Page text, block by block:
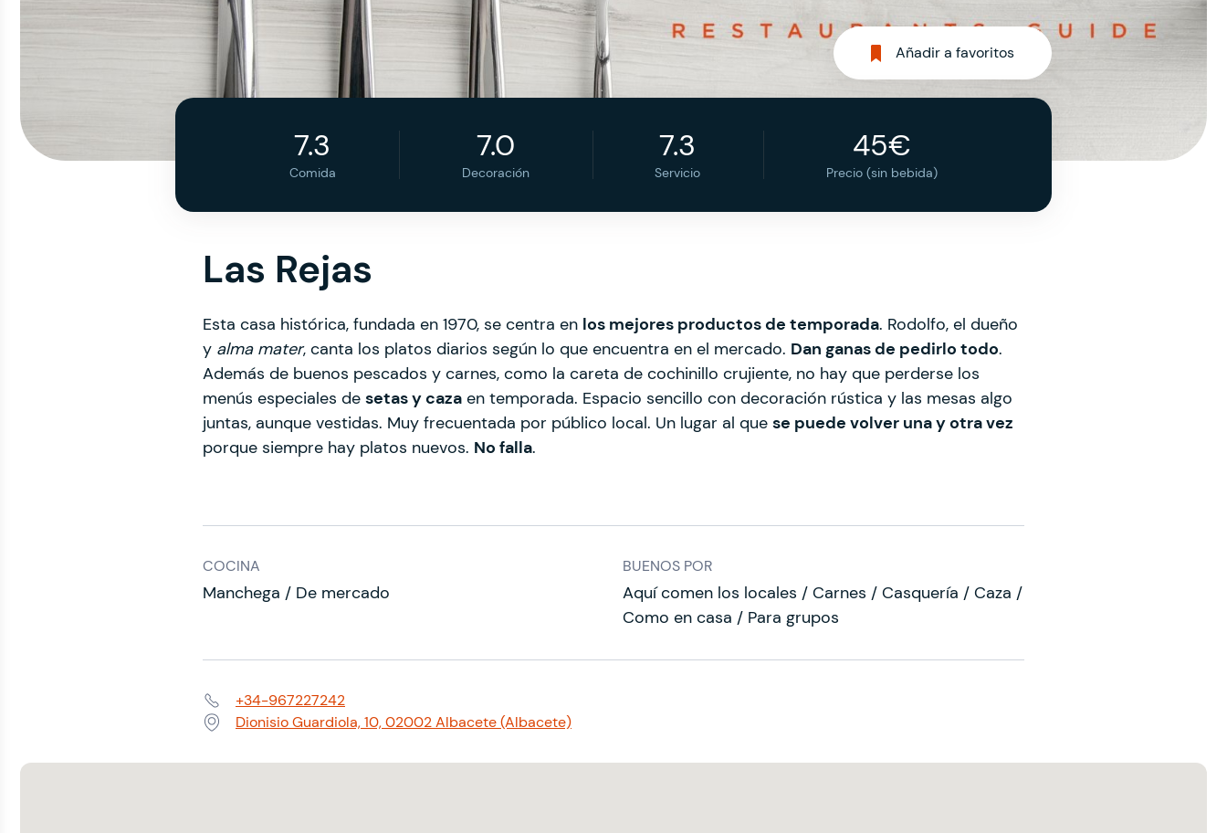
Añadir a favoritos
7.3
Comida
7.0
Decoración
7.3
Servicio
45€
Precio (sin bebida)
Las Rejas
Esta casa histórica, fundada en 1970, se centra en los mejores productos de temporada. Rodolfo, el dueño
y alma mater, canta los platos diarios según lo que encuentra en el mercado. Dan ganas de pedirlo todo.
Además de buenos pescados y carnes, como la careta de cochinillo crujiente, no hay que perderse los
menús especiales de setas y caza en temporada. Espacio sencillo con decoración rústica y las mesas algo
juntas, aunque vestidas. Muy frecuentada por público local. Un lugar al que se puede volver una y otra vez
porque siempre hay platos nuevos. No falla.
COCINA
Manchega / De mercado
BUENOS POR
Aquí comen los locales / Carnes / Casquería / Caza /
Como en casa / Para grupos
Teléfono:+34-967227242
Dirección:Dionisio Guardiola, 10, 02002 Albacete (Albacete)